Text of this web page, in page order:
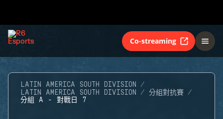
Co-streaming
LATIN AMERICA SOUTH DIVISION
LATIN AMERICA SOUTH DIVISION
分組對抗賽
分組 A - 對戰日 7